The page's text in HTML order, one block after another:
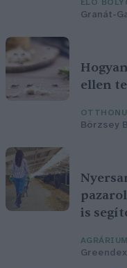
ÉLŐ
Granát-
ellen
Börzsey
is
AGRÁRIUM
Greendex